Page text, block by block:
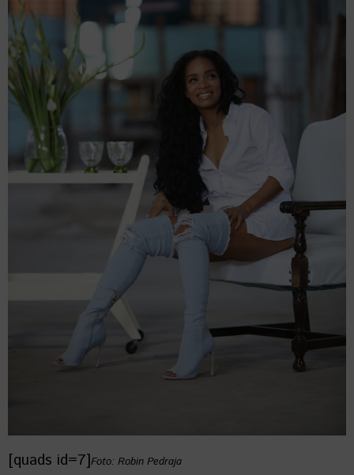
[quads id=7]Foto: Robin Pedraja